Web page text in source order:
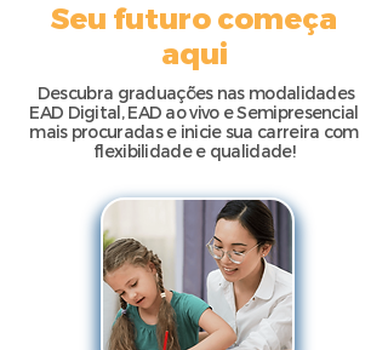
Seu futuro começa
aqui
Descubra graduações nas modalidades
EAD Digital, EAD ao vivo e Semipresencial
mais procuradas e inicie sua carreira com
flexibilidade e qualidade!